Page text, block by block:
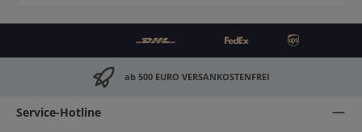
ab 500 EURO VERSANKOSTENFREI
Service-Hotline